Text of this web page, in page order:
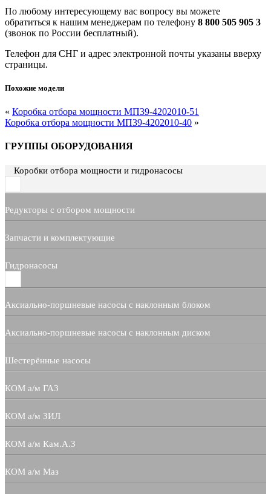
По любому интересующему вас вопросу вы можете
обратиться к нашим менеджерам по телефону 8 800 505 905 3
(звонок по России бесплатный).
Телефон для СНГ и адрес электронной почты указаны вверху
страницы.
Похожие модели
« Коробка отбора мощности МП39-4202010-51
Коробка отбора мощности МП39-4202010-40 »
ГРУППЫ ОБОРУДОВАНИЯ
Коробки отбора мощности и гидронасосы
Редукторы с отбором мощности
Запчасти и комплектующие
Гидронасосы
Аксиально-поршневые насосы с наклонным блоком
Аксиально-поршневые насосы с наклонным диском
Шестерённые насосы
КОМ а/м ГАЗ
КОМ а/м ЗИЛ
КОМ а/м Кам.А.З
КОМ а/м Маз